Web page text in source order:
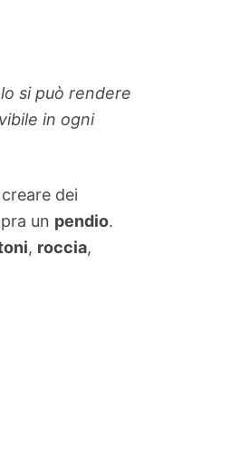
si può rendere
in ogni
dei
un pendio.
, roccia,